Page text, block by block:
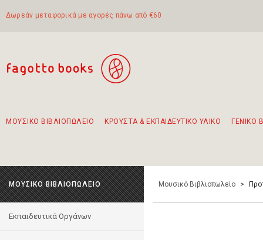
Δωρεάν μεταφορικά με αγορές πάνω από €60
ΜΟΥΣΙΚΟ ΒΙΒΛΙΟΠΩΛΕΙΟ ΚΡΟΥΣΤΑ & ΕΚΠΑΙΔΕΥΤΙΚΟ ΥΛΙΚΟ ΓΕΝΙΚΟ
ΜΟΥΣΙΚΟ ΒΙΒΛΙΟΠΩΛΕΙΟ
Εκπαιδευτικά Οργάνων
Μουσικό Βιβλιοπωλείο >